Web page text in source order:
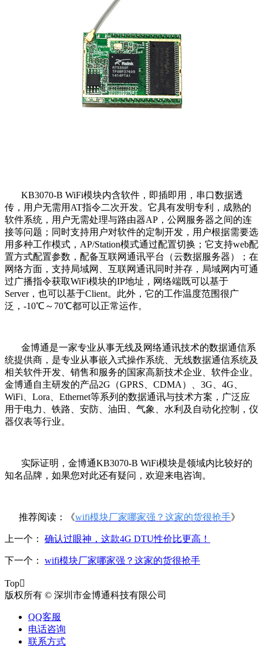
KB3070-B WiFi模块内含软件，即插即用，串口数据透
传，用户无需用 AT指令二次开发。它具有发明专利，成熟的
软件系统，用户无需处理与路由器AP ，公网服务器之间的连
接等问题；同时支持用户对软件的定制开发，用户根据需要选
用多种工作模式， AP/Station模式通过配置切换；它支持web配
置方式配置参数，配备互联网通讯平台（云数据服务器）；在
网络方面，支持局域网、互联网通讯同时并存，局域网内可通
过广播指令获取WiFi模块的IP地址，网络端既可以基于
Server，也可以基于Client。此外，它的工作温度范围很广
泛， -10℃～ 70℃都可以正常运作。
金博通是一家专业从事无线及网络通讯技术的数据通信系
统提供商，是专业从事嵌入式操作系统、无线数据通信系统及
相关软件开发、销售和服务的国家高新技术企业、软件企业。
金博通自主研发的产品2G （GPRS CDMA ）、 3G 4G
WiFi
Lora Ethernet等系列的数据通讯与技术方案，广泛应
用于电力、铁路、安防、油田、气象、水利及自动化控制，仪
器仪表等行业。
实际证明，金博通KB3070-B WiFi模块是领域内比较好的
知名品牌，如果您对此还有疑问，欢迎来电咨询。
推荐阅读：《wifi模块厂家哪家强？这家的货很抢手》
上一个： 确认过眼神，这款4G DTU性价比更高！
下一个： wifi模块厂家哪家强？这家的货很抢手
Top
版权所有 © 深圳市金博通科技有限公司
QQ客服
电话咨询
联系方式